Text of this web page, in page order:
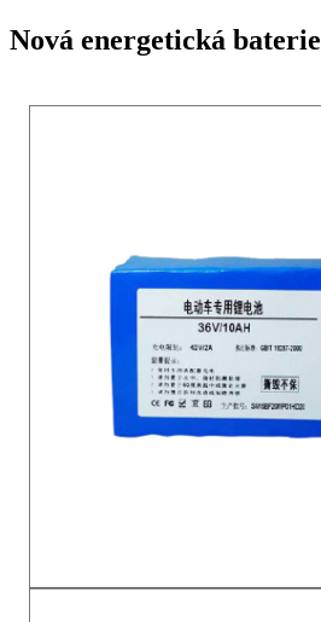
Nová energetická baterie